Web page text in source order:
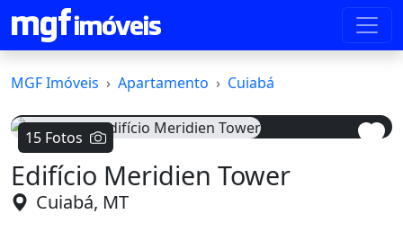
MGF Imóveis Apartamento Cuiabá
15 Fotos
Voltar
Edifício Meridien Tower
Cuiabá, MT